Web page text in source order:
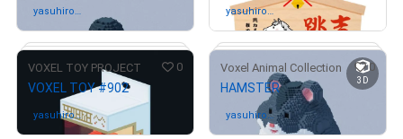
# 1231/3333
yasuhiro_f
# 641/777
yasuhiro_f
ukunaga
さんが保有中
VOXEL TOY PROJECT 0
VOXEL TOY #902
yasuhiro_f
ukunaga
さんが保有中
3D
Voxel Animal Collection 0
HAMSTER
yasuhiro_f
ukunaga
さんが保有中